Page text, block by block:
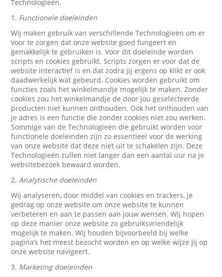
Technologieën.
1. Functionele doeleinden
Wij maken gebruik van verschillende Technologieën om er
voor te zorgen dat onze website goed fungeert en
gemakkelijk te gebruiken is. Voor dit doeleinde worden
scripts en cookies gebruikt. Scripts zorgen er voor dat de
website interactief is en dat zodra jij ergens op klikt er ook
daadwerkelijk wat gebeurd. Cookies worden gebruikt om
functies zoals het winkelmandje mogelijk te maken. Zonder
cookies zou het winkelmandje de door jou geselecteerde
producten niet kunnen onthouden. Ook het onthouden van
je adres is een functie die zonder cookies niet zou werken.
Sommige van de Technologieën die gebruikt worden voor
functionele doeleinden zijn zo essentieel voor de werking
van onze website dat deze niet uit te schakelen zijn. Deze
Technologieën zullen niet langer dan een aantal uur na je
websitebezoek bewaard worden.
2.Analytische doeleinden
Wij analyseren, door middel van cookies en trackers, je
gedrag op onze website om onze website te kunnen
verbeteren en aan te passen aan jouw wensen. Wij hopen
op deze manier onze website zo gebruiksvriendelijk
mogelijk te maken. Wij houden bijvoorbeeld bij welke
pagina’s het meest bezocht worden en op welke wijze jij op
onze website navigeert.
3. Marketing doeleinden